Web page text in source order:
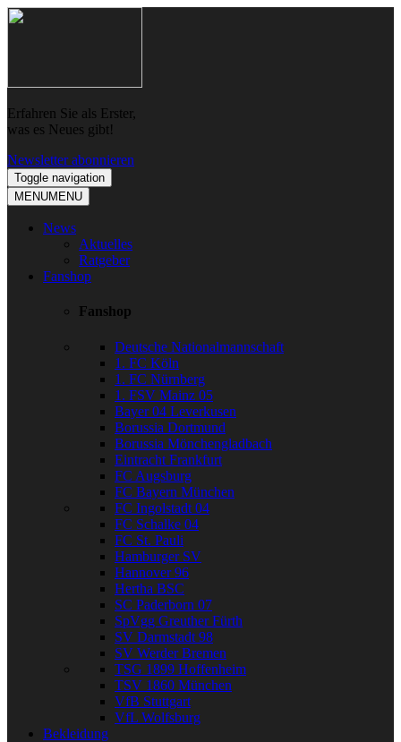
Skip
Skip
Erfahren Sie als Erster,
was es Neues gibt!
Newsletter abonnieren
Toggle navigation
MENUMENU
News
Aktuelles
Ratgeber
Fanshop
Fanshop
Deutsche Nationalmannschaft
1. FC Köln
1. FC Nürnberg
1. FSV Mainz 05
Bayer 04 Leverkusen
Borussia Dortmund
Borussia Mönchengladbach
Eintracht Frankfurt
FC Augsburg
FC Bayern München
FC Ingolstadt 04
FC Schalke 04
FC St. Pauli
Hamburger SV
Hannover 96
Hertha BSC
SC Paderborn 07
SpVgg Greuther Fürth
SV Darmstadt 98
SV Werder Bremen
TSG 1899 Hoffenheim
TSV 1860 München
VfB Stuttgart
VfL Wolfsburg
Bekleidung